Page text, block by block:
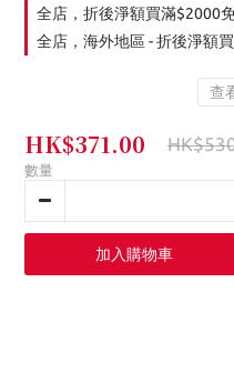
全店，折後淨額買滿$2000
全店，海外地區 - 折後淨額
查
HK$371.00
數量
加入購物車